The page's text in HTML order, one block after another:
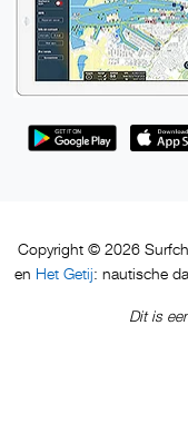
Copyright © 2026
en Het Getij: nautische
Dit is